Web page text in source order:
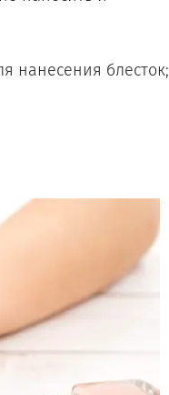
нанесения блесток;